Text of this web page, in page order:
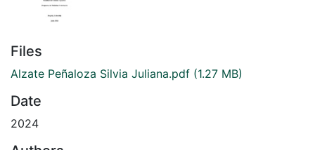
Files
Alzate Peñaloza Silvia Juliana.pdf (1.27 MB)
Date
2024